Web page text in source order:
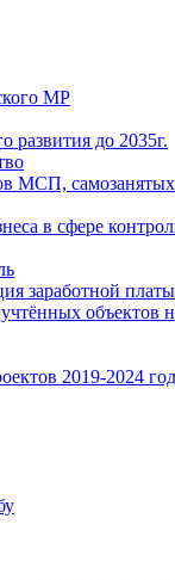
МР
развития до 2035г.
МСП,
в сфере
заработной платы
объектов
2019-2024